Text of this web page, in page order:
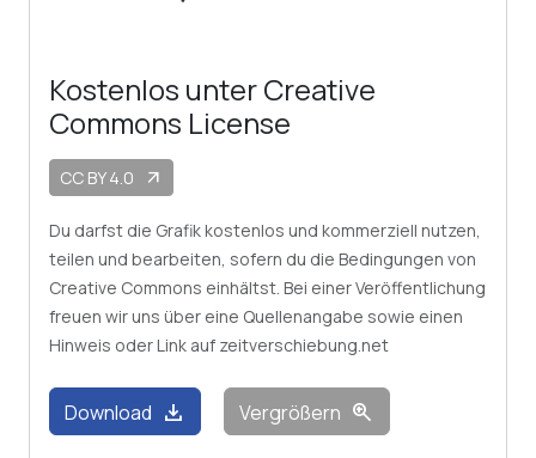
Kostenlos unter Creative
Commons License
CC BY 4.0 arrow_outward
Du darfst die Grafik kostenlos und kommerziell nutzen,
teilen und bearbeiten, sofern du die Bedingungen von
Creative Commons einhältst. Bei einer Veröffentlichung
freuen wir uns über eine Quellenangabe sowie einen
Hinweis oder Link auf zeitverschiebung.net
Download download Vergrößern zoom_in